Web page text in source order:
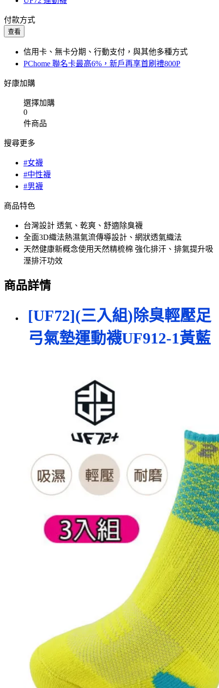
付款方式
查看
信用卡、無卡分期、行動支付，與其他多種方式
PChome 聯名卡最高6%，新戶再享首刷禮800P
好康加購
選擇加購
0
件商品
搜尋更多
#女襪
#中性襪
#男襪
商品特色
台灣設計 透氣、乾爽、舒適除臭襪
全面3D織法熱濕氣流傳導設計、網狀透氣織法
天然健康新概念使用天然精梳棉 強化排汗、排氣提升吸
溼排汗功效
商品詳情
[UF72](三入組)除臭輕壓足
弓氣墊運動襪UF912-1黃藍